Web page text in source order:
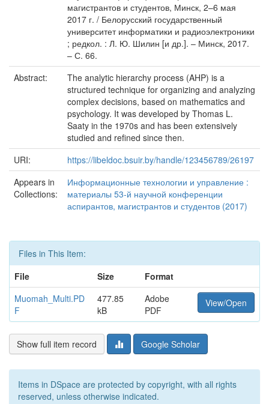
магистрантов и студентов, Минск, 2–6 мая
2017 г. / Белорусский государственный
университет информатики и радиоэлектроники
; редкол. : Л. Ю. Шилин [и др.]. – Минск, 2017.
– С. 66.
Abstract:
The analytic hierarchy process (AHP) is a
structured technique for organizing and analyzing
complex decisions, based on mathematics and
psychology. It was developed by Thomas L.
Saaty in the 1970s and has been extensively
studied and refined since then.
URI:
https://libeldoc.bsuir.by/handle/123456789/26197
Appears in
Collections:
Информационные технологии и управление :
материалы 53-й научной конференции
аспирантов, магистрантов и студентов (2017)
Files in This Item:
File
Size
Format
Muomah_Multi.PD
F
477.85
kB
Adobe
PDF
View/Open
Show full item record Google Scholar
Items in DSpace are protected by copyright, with all rights
reserved, unless otherwise indicated.